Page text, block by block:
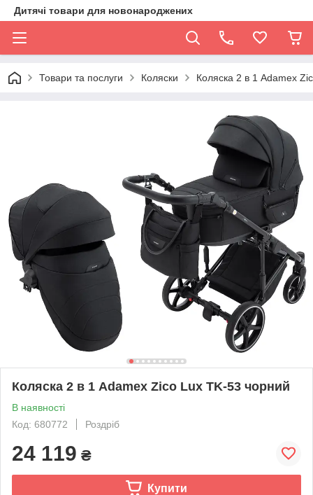
Дитячі товари для новонароджених
Товари та послуги Коляски Коляска 2 в 1 Adamex
Коляска 2 в 1 Adamex Zico Lux TK-53 чорний
В наявності
Код: 680772
Роздріб
24 119 ₴
Купити